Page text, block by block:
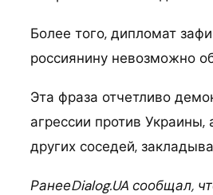
Более того, дипломат
россиянину невозможно
Эта фраза отчетливо
агрессии против
других соседей,
РанееDialog.UA сообщал,